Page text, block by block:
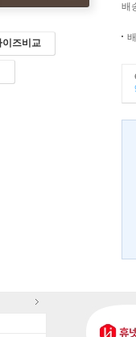
이즈비교
배